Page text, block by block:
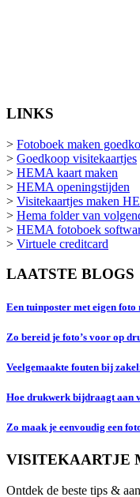
LINKS
> Fotoboek maken
> Goedkoop visitekaartjes
> HEMA kaart maken
> HEMA openingstijden
> Visitekaartjes maken
> Hema folder van
> HEMA fotoboek
> Virtuele creditcard
LAATSTE BLOGS
Een tuinposter met eigen
Zo bereid je foto’s voor op
Veelgemaakte fouten bij
Hoe drukwerk bijdraagt aan
Zo maak je eenvoudig een
VISITEKAARTJE
Ontdek de beste tips &